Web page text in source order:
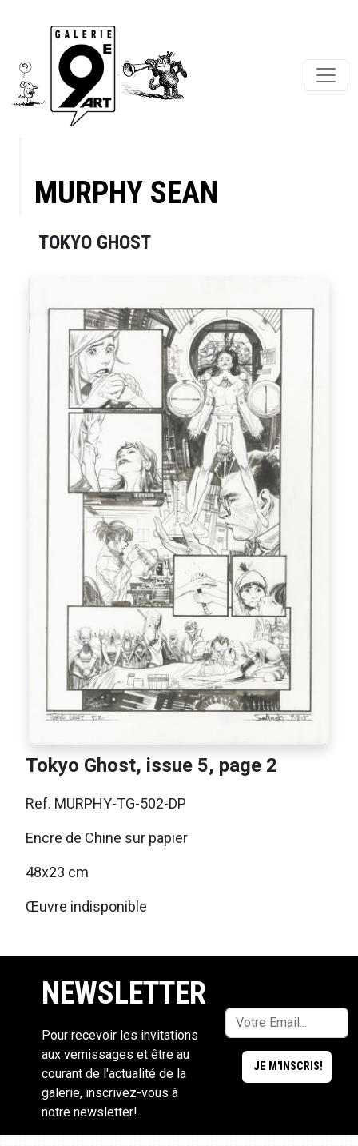
MURPHY SEAN
TOKYO GHOST
Tokyo Ghost, issue 5, page 2
Ref. MURPHY-TG-502-DP
Encre de Chine sur papier
48x23 cm
Œuvre indisponible
NEWSLETTER
Pour recevoir les invitations
aux vernissages et être au
courant de l'actualité de la
galerie, inscrivez-vous à
notre newsletter!